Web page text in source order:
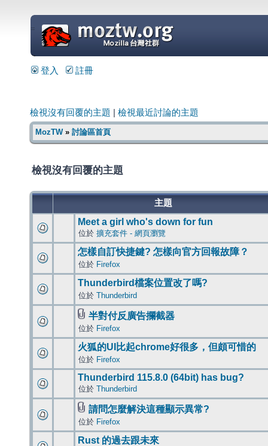
=
登入 註冊
檢視沒有回覆的主題 檢視最近討論的主題
MozTW» 討論區首頁
檢視沒有回覆的主題
主題
Meet a girl who's down for fun
位於 擴充套件 - 網頁瀏覽
怎樣自訂快捷鍵? 怎樣向官方回報故障？
位於 Firefox
Thunderbird檔案位置改了嗎?
位於 Thunderbird
半對付反廣告攔截器
位於 Firefox
火狐的UI比起chrome好很多，但頗可惜的
位於 Firefox
Thunderbird 115.8.0 (64bit) has bug?
位於 Thunderbird
請問怎麼解決這種顯示異常?
位於 Firefox
Rust 的過去跟未來